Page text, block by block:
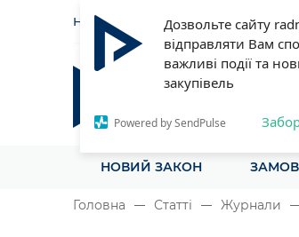
Дозвольте сайту
відправляти Вам
важливі події та
закупівель
Powered by SendPulse
НОВИНИ СТАТТІ
Радник у сфері
Все для закупівель на
НОВИЙ ЗАКОН
Головна Статті Журнали